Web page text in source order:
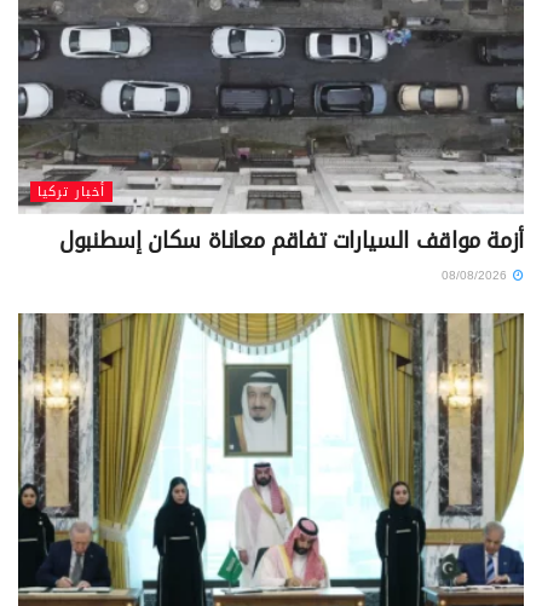
أخبار تركيا
أزمة مواقف السيارات تفاقم معاناة سكان إسطنبول